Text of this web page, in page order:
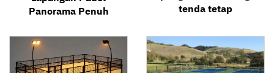
Panorama Penuh
tenda tetap